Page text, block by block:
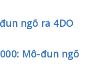
ngõ ra 4DO
Mô-đun ngõ